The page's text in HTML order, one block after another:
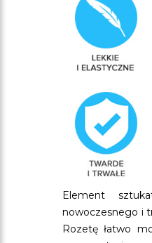
Element
nowoczesnego i
Rozetę łatwo